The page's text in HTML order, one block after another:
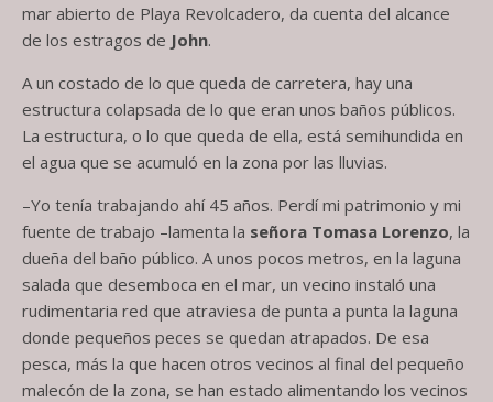
mar abierto de Playa Revolcadero, da cuenta del alcance
de los estragos de John.
A un costado de lo que queda de carretera, hay una
estructura colapsada de lo que eran unos baños públicos.
La estructura, o lo que queda de ella, está semihundida en
el agua que se acumuló en la zona por las lluvias.
–Yo tenía trabajando ahí 45 años. Perdí mi patrimonio y mi
fuente de trabajo –lamenta la señora Tomasa Lorenzo, la
dueña del baño público. A unos pocos metros, en la laguna
salada que desemboca en el mar, un vecino instaló una
rudimentaria red que atraviesa de punta a punta la laguna
donde pequeños peces se quedan atrapados. De esa
pesca, más la que hacen otros vecinos al final del pequeño
malecón de la zona, se han estado alimentando los vecinos